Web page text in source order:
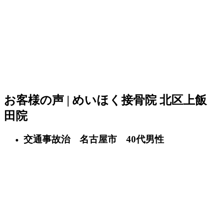
お客様の声 | めいほく接骨院 北区上飯
田院
交通事故治 名古屋市 40代男性